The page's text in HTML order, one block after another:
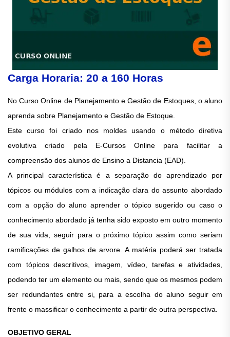
Carga Horaria: 20 a 160 Horas
No Curso Online de Planejamento e Gestão de Estoques, o aluno
aprenda sobre Planejamento e Gestão de Estoque.
Este curso foi criado nos moldes usando o método diretiva
evolutiva criado pela E-Cursos Online para facilitar a
compreensão dos alunos de Ensino a Distancia (EAD).
A principal característica é a separação do aprendizado por
tópicos ou módulos com a indicação clara do assunto abordado
com a opção do aluno aprender o tópico sugerido ou caso o
conhecimento abordado já tenha sido exposto em outro momento
de sua vida, seguir para o próximo tópico assim como seriam
ramificações de galhos de arvore. A matéria poderá ser tratada
com tópicos descritivos, imagem, vídeo, tarefas e atividades,
podendo ter um elemento ou mais, sendo que os mesmos podem
ser redundantes entre si, para a escolha do aluno seguir em
frente o massificar o conhecimento a partir de outra perspectiva.
OBJETIVO GERAL